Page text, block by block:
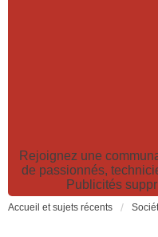
Rejoignez une
de passionnés,
Publicités
Accueil et sujets récents